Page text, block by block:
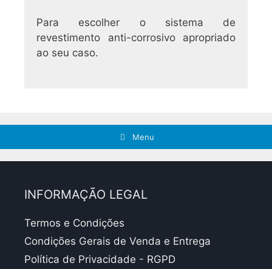
Para escolher o sistema de
revestimento anti-corrosivo apropriado
ao seu caso.
Menu
INFORMAÇÃO LEGAL
Termos e Condições
Condições Gerais de Venda e Entrega
Política de Privacidade - RGPD